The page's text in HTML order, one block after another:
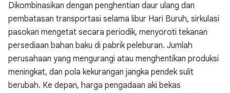
Dikombinasikan dengan penghentian daur ulang dan
pembatasan transportasi selama libur Hari Buruh, sirkulasi
pasokan mengetat secara periodik, menyoroti tekanan
persediaan bahan baku di pabrik peleburan. Jumlah
perusahaan yang mengurangi atau menghentikan produksi
meningkat, dan pola kekurangan jangka pendek sulit
berubah. Ke depan, harga pengadaan aki bekas